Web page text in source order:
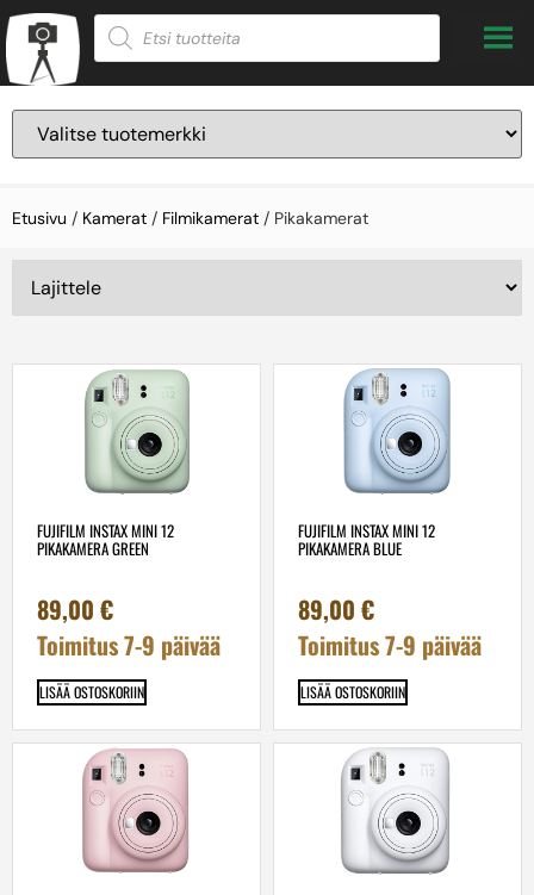
Etusivu / Kamerat / Filmikamerat / Pikakamerat
FUJIFILM INSTAX MINI 12
PIKAKAMERA GREEN
89,00 €
Toimitus 7-9 päivää
LISÄÄ OSTOSKORIIN
FUJIFILM INSTAX MINI 12
PIKAKAMERA BLUE
89,00 €
Toimitus 7-9 päivää
LISÄÄ OSTOSKORIIN